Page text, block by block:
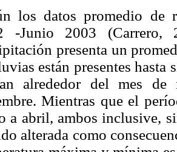
los datos promedio de
-Junio 2003
presenta un
están presentes hasta
alrededor del mes de
Mientras que el
a abril, ambos inclusive,
alterada como